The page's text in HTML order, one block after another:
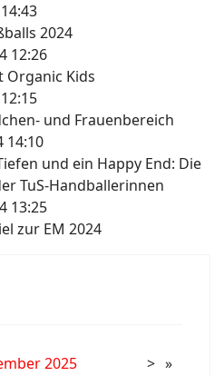
2024
12:26
Organic Kids
und Frauenbereich
14:10
und ein Happy End: Die
TuS-Handballerinnen
13:25
zur EM 2024
2025 > »